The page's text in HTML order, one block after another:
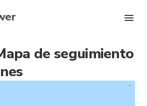
de seguimiento
huracanes